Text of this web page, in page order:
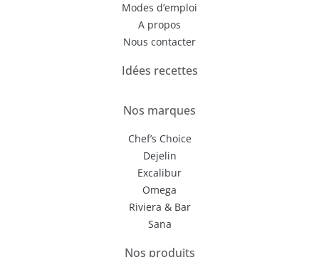
Modes d’emploi
A propos
Nous contacter
Idées recettes
Nos marques
Chef’s Choice
Dejelin
Excalibur
Omega
Riviera & Bar
Sana
Nos produits